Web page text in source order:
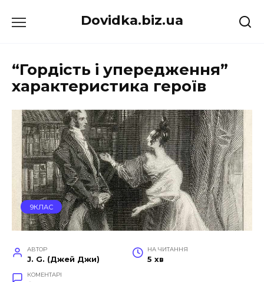
до
Dovidka.biz.ua
“Гордість і упередження”
характеристика героїв
9КЛАС
АВТОР
J. G. (Джей Джи)
НА ЧИТАННЯ
5 хв
КОМЕНТАРІ